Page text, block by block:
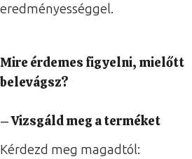
eredményességgel.
Mire érdemes figyelni, mielőtt
belevágsz?
– Vizsgáld meg a terméket
Kérdezd meg magadtól: